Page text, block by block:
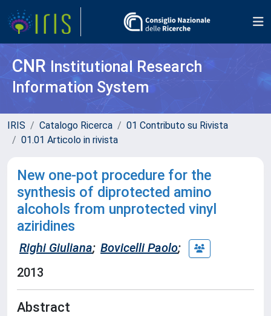
CNR Institutional Research
Information System
IRIS Catalogo Ricerca
01 Contributo su Rivista
01.01 Articolo in rivista
New one-pot procedure for the
synthesis of diprotected amino
alcohols from unprotected vinyl
aziridines
Righi Giuliana; Bovicelli Paolo;
2013
Abstract